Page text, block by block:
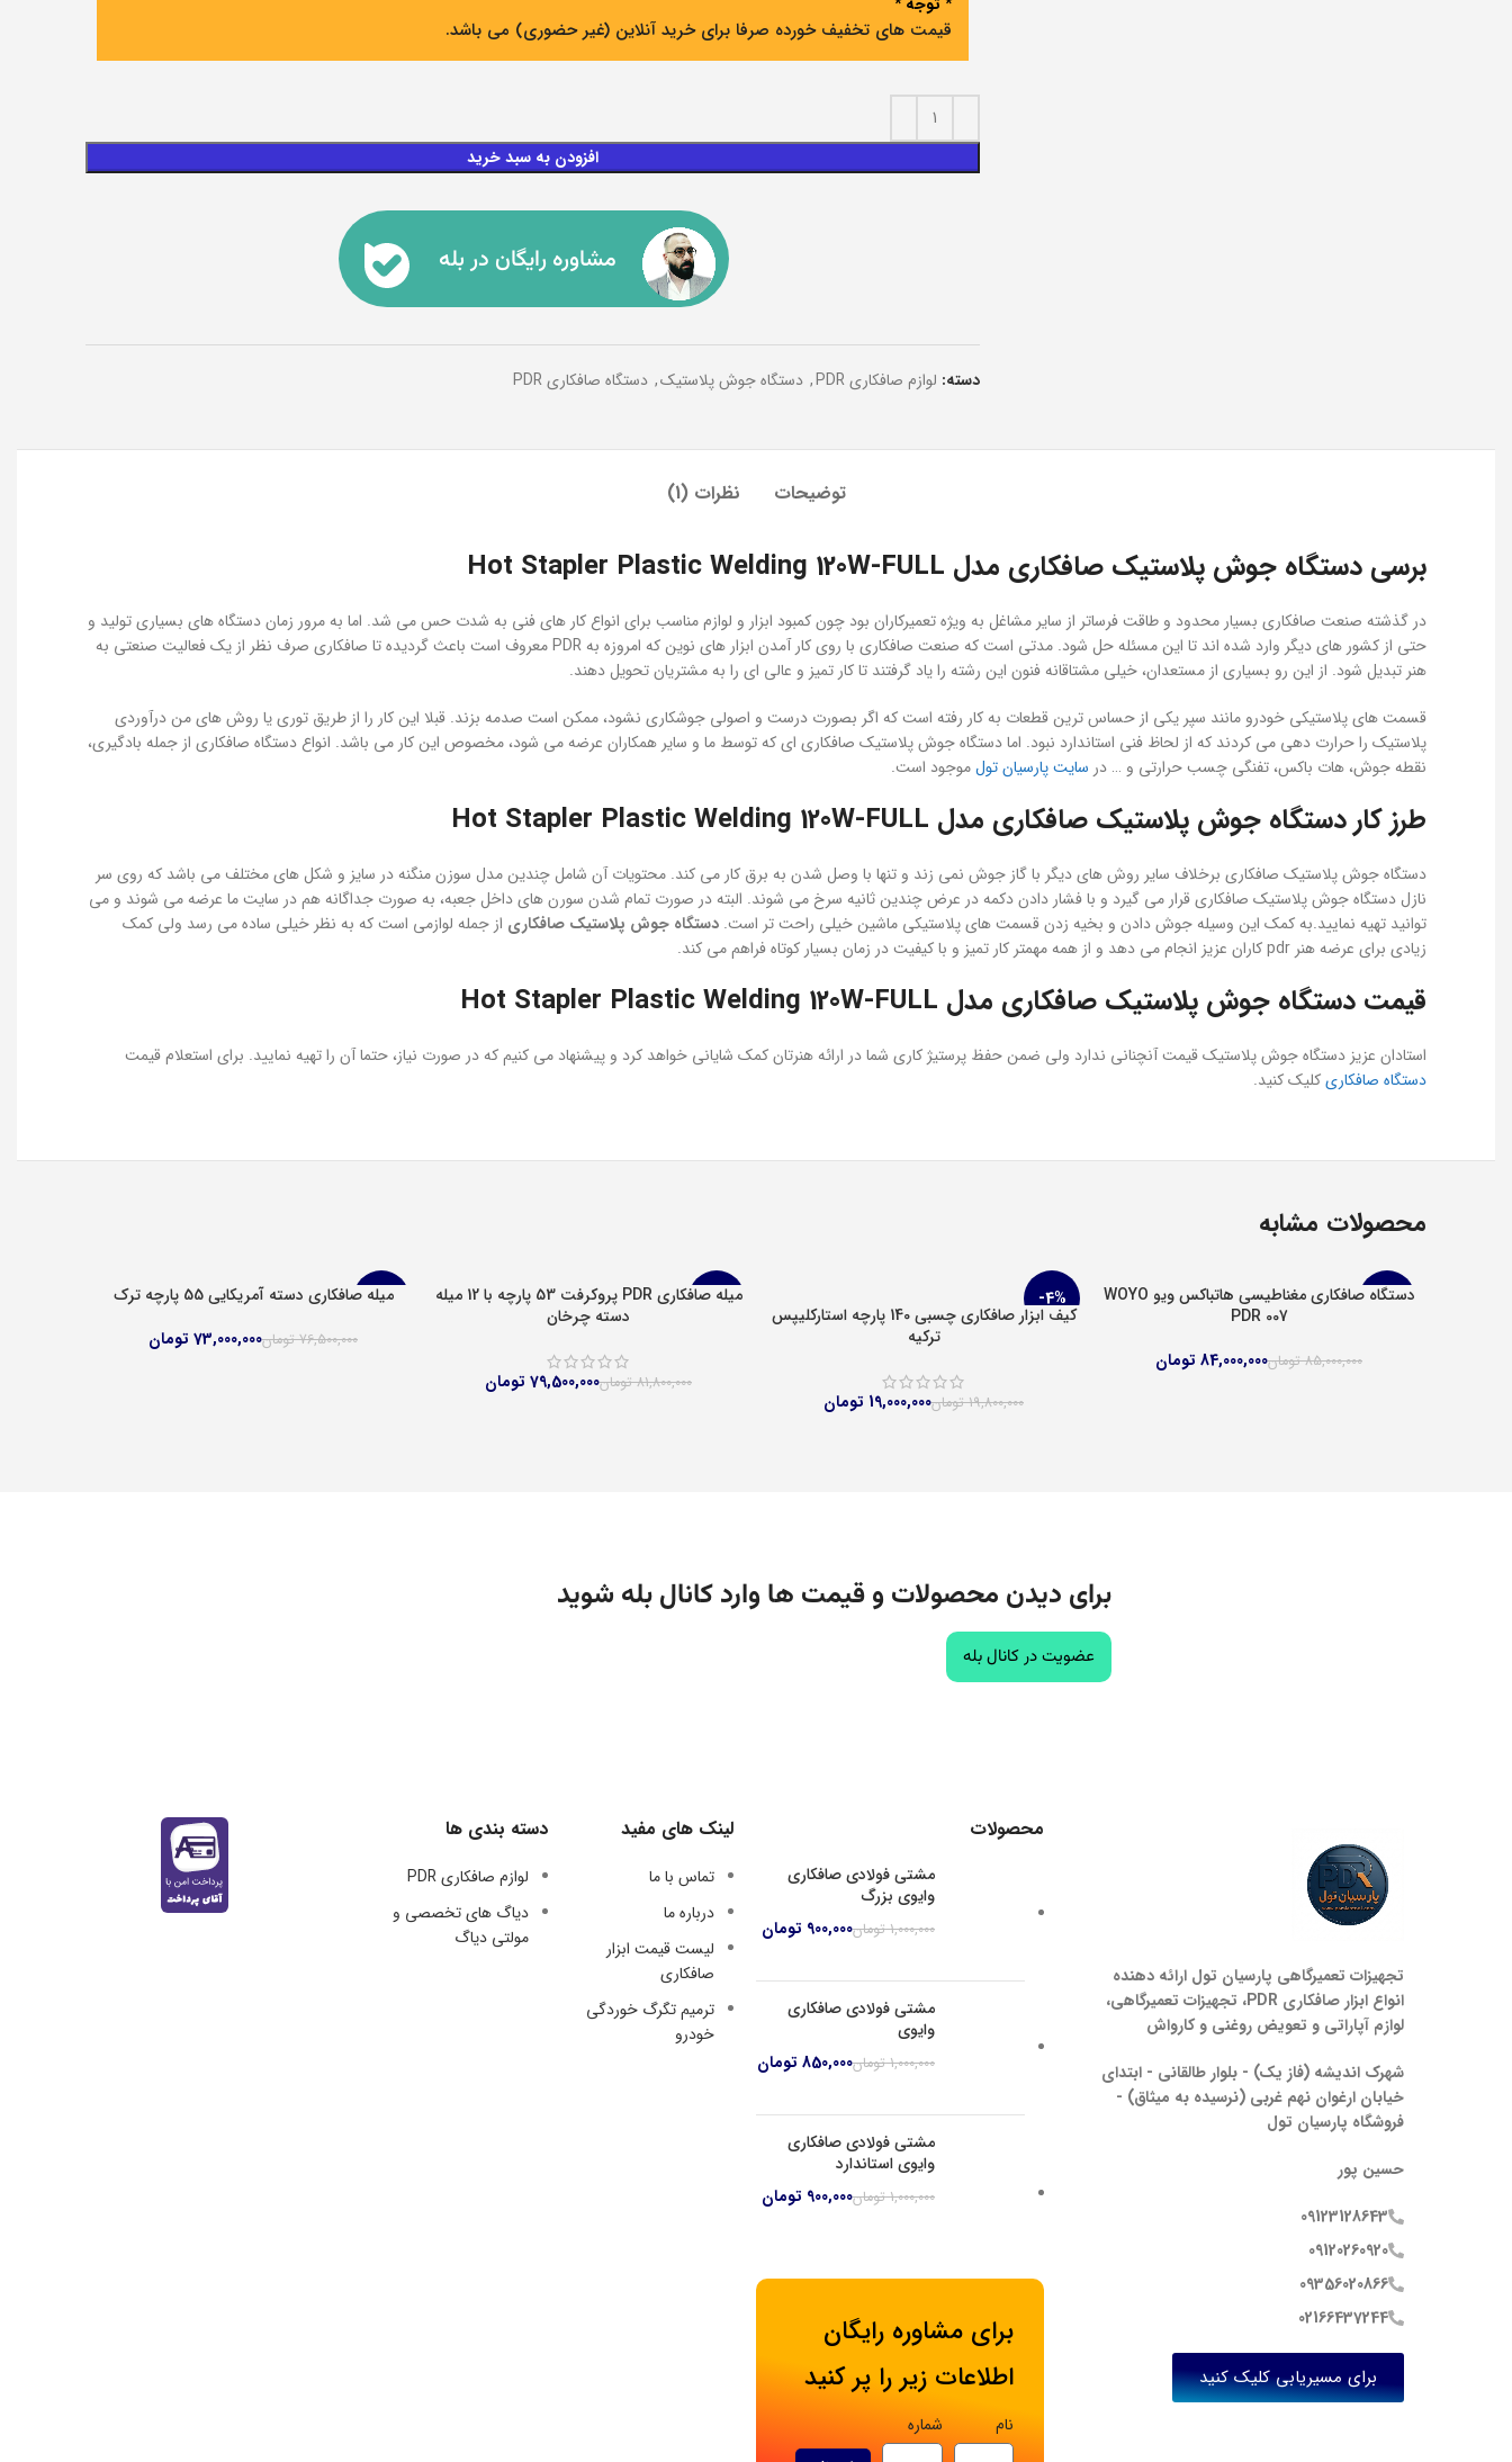
قیمت های تخفیف خورده صرفا برای خرید آنلاین (غیر حضوری) می باشد.
افزودن به سبد خرید
مشاوره رایگان در بله
دسته: لوازم صافکاری PDR , دستگاه جوش پلاستیک, دستگاه صافکاری PDR
توضیحات نظرات (1)
برسی دستگاه جوش پلاستیک صافکاری مدل Hot Stapler Plastic Welding 120W-FULL
در گذشته صنعت صافکاری بسیار محدود و طاقت فرساتر از سایر مشاغل به ویژه تعمیرکاران بود چون کمبود ابزار و لوازم مناسب برای انواع کار های فنی به شدت حس می شد. اما به مرور زمان دستگاه های بسیاری تولید و
حتی از کشور های دیگر وارد شده اند تا این مسئله حل شود. مدتی است که صنعت صافکاری با روی کار آمدن ابزار های نوین که امروزه به PDR معروف است باعث گردیده تا صافکاری صرف نظر از یک فعالیت صنعتی به
هنر تبدیل شود. از این رو بسیاری از مستعدان، خیلی مشتاقانه فنون این رشته را یاد گرفتند تا کار تمیز و عالی ای را به مشتریان تحویل دهند.
قسمت های پلاستیکی خودرو مانند سپر یکی از حساس ترین قطعات به کار رفته است که اگر بصورت درست و اصولی جوشکاری نشود، ممکن است صدمه بزند. قبلا این کار را از طریق توری یا روش های من درآوردی
پلاستیک را حرارت دهی می کردند که از لحاظ فنی استاندارد نبود. اما دستگاه جوش پلاستیک صافکاری ای که توسط ما و سایر همکاران عرضه می شود، مخصوص این کار می باشد. انواع دستگاه صافکاری از جمله بادگیری،
نقطه جوش، هات باکس، تفنگی چسب حرارتی و … در سایت پارسیان تولموجود است.
طرز کار دستگاه جوش پلاستیک صافکاری مدل Hot Stapler Plastic Welding 120W-FULL
دستگاه جوش پلاستیک صافکاری برخلاف سایر روش های دیگر با گاز جوش نمی زند و تنها با وصل شدن به برق کار می کند. محتویات آن شامل چندین مدل سوزن منگنه در سایز و شکل های مختلف می باشد که روی سر
نازل دستگاه جوش پلاستیک صافکاری قرار می گیرد و با فشار دادن دکمه در عرض چندین ثانیه سرخ می شوند. البته در صورت تمام شدن سورن های داخل جعبه، به صورت جداگانه هم در سایت ما عرضه می شوند و می
توانید تهیه نمایید.به کمک این وسیله جوش دادن و بخیه زدن قسمت های پلاستیکی ماشین خیلی راحت تر است. دستگاه جوش پلاستیک صافکاری از جمله لوازمی است که به نظر خیلی ساده می رسد ولی کمک
زیادی برای عرضه هنر pdr کاران عزیز انجام می دهد و از همه مهمتر کار تمیز و با کیفیت در زمان بسیار کوتاه فراهم می کند.
قیمت دستگاه جوش پلاستیک صافکاری مدل Hot Stapler Plastic Welding 120W-FULL
استادان عزیز دستگاه جوش پلاستیک قیمت آنچنانی ندارد ولی ضمن حفظ پرستیژ کاری شما در ارائه هنرتان کمک شایانی خواهد کرد و پیشنهاد می کنیم که در صورت نیاز، حتما آن را تهیه نمایید. برای استعلام قیمت
دستگاه صافکاریکلیک کنید.
محصولات مشابه
-1%
افزودن به سبد خرید
دستگاه صافکاری مغناطیسی هاتباکس ویو WOYO
PDR 007
85,000,000 تومان84,000,000 تومان
-4%
افزودن به سبد خرید
کیف ابزار صافکاری چسبی 140 پارچه استارکلیپس
ترکیه
19,800,000 تومان19,000,000 تومان
-3%
افزودن به سبد خرید
میله صافکاری PDR پروکرفت 53 پارچه با 12 میله
دسته چرخان
81,800,000 تومان79,500,000 تومان
-5%
افزودن به سبد خرید
میله صافکاری دسته آمریکایی 55 پارچه ترک
76,500,000 تومان73,000,000 تومان
برای دیدن محصولات و قیمت ها وارد کانال بله شوید
عضویت در کانال بله
تجهیزات تعمیرگاهی پارسیان تول ارائه دهنده
انواع ابزار صافکاری PDR، تجهیزات تعمیرگاهی،
لوازم آپاراتی و تعویض روغنی و کارواش
شهرک اندیشه (فاز یک) - بلوار طالقانی - ابتدای
خیابان ارغوان نهم غربی (نرسیده به میثاق) -
فروشگاه پارسیان تول
حسین پور
09123128643
09120260920
09356020866
02166437244
برای مسیریابی کلیک کنید
محصولات
مشتی فولادی صافکاری
وایوی بزرگ
1,000,000 تومان900,000 تومان
مشتی فولادی صافکاری
وایوی
1,000,000 تومان850,000 تومان
مشتی فولادی صافکاری
وایوی استاندارد
1,000,000 تومان900,000 تومان
برای مشاوره رایگان
اطلاعات زیر را پر کنید
نام شماره
لینک های مفید
تماس با ما
درباره ما
لیست قیمت ابزار
صافکاری
ترمیم تگرگ خوردگی
خودرو
دسته بندی ها
لوازم صافکاری PDR
دیاگ های تخصصی و
مولتی دیاگ